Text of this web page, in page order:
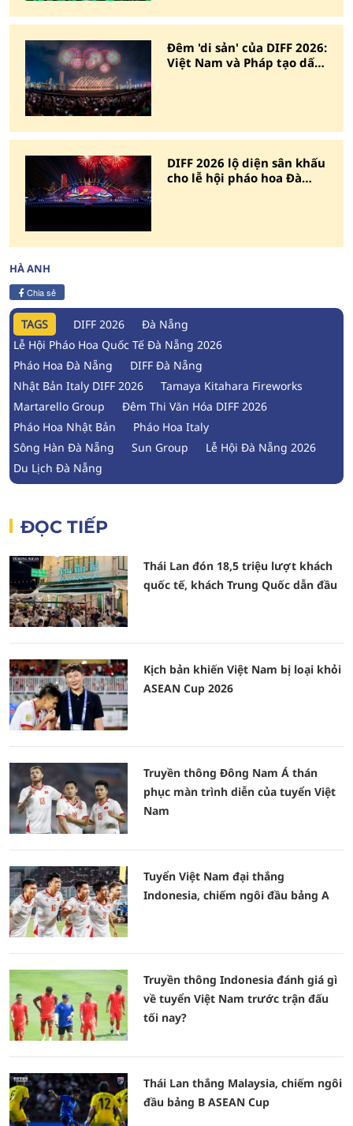
Đêm 'di sản' của DIFF 2026:
Việt Nam và Pháp tạo dấu
DIFF 2026 lộ diện sân khấu
cho lễ hội pháo hoa Đà
HÀ ANH
Chia sẻ
TAGS DIFF 2026
Đà Nẵng
Lễ Hội Pháo Hoa Quốc Tế Đà Nẵng 2026
Pháo Hoa Đà Nẵng
DIFF Đà Nẵng
Nhật Bản Italy DIFF 2026
Tamaya Kitahara Fireworks
Martarello Group
Đêm Thi Văn Hóa DIFF 2026
Pháo Hoa Nhật Bản
Pháo Hoa Italy
Sông Hàn Đà Nẵng
Sun Group
Lễ Hội Đà Nẵng 2026
Du Lịch Đà Nẵng
ĐỌC TIẾP
Thái Lan đón 18,5 triệu lượt khách
quốc tế, khách Trung Quốc dẫn đầu
Kịch bản khiến Việt Nam bị loại khỏi
ASEAN Cup 2026
Truyền thông Đông Nam Á thán
phục màn trình diễn của tuyển Việt
Nam
Tuyển Việt Nam đại thắng
Indonesia, chiếm ngôi đầu bảng A
Truyền thông Indonesia đánh giá gì
về tuyển Việt Nam trước trận đấu
tối nay?
Thái Lan thắng Malaysia, chiếm ngôi
đầu bảng B ASEAN Cup